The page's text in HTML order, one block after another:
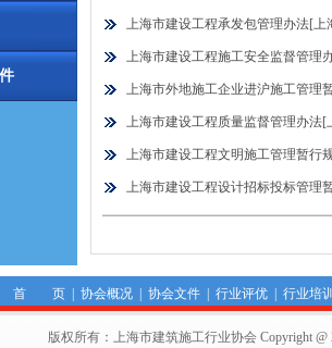
上海市建设工程承发包管理办法[上
上海市建设工程施工安全监督管理
上海市外地施工企业进沪施工管理
上海市建设工程质量监督管理办法[
上海市建设工程文明施工管理暂行
上海市建设工程设计招标投标管理
首 页| 协会概况| 协会文件| 行业评优| 行业培
版权所有：上海市建筑施工行业协会 Copyright @